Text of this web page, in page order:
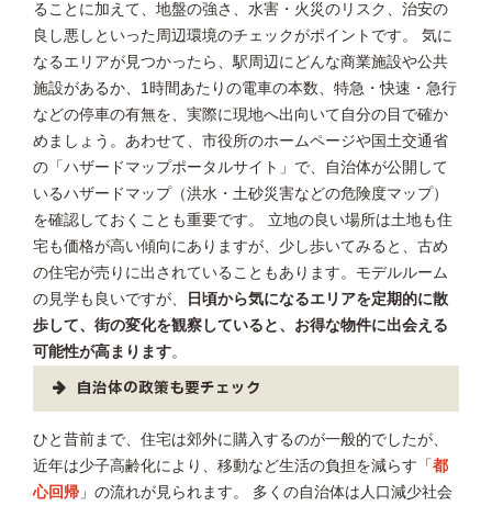
ることに加えて、地盤の強さ、水害・火災のリスク、治安の
良し悪しといった周辺環境のチェックがポイントです。 気に
なるエリアが見つかったら、駅周辺にどんな商業施設や公共
施設があるか、1時間あたりの電車の本数、特急・快速・急行
などの停車の有無を、実際に現地へ出向いて自分の目で確か
めましょう。あわせて、市役所のホームページや国土交通省
の「ハザードマップポータルサイト」で、自治体が公開して
いるハザードマップ（洪水・土砂災害などの危険度マップ）
を確認しておくことも重要です。 立地の良い場所は土地も住
宅も価格が高い傾向にありますが、少し歩いてみると、古め
の住宅が売りに出されていることもあります。モデルルーム
の見学も良いですが、
日頃から気になるエリアを定期的に散
歩して、街の変化を観察していると、お得な物件に出会える
可能性が高まります。
自治体の政策も要チェック
ひと昔前まで、住宅は郊外に購入するのが一般的でしたが、
近年は少子高齢化により、移動など生活の負担を減らす「都
心回帰 」の流れが見られます。 多くの自治体は人口減少社会